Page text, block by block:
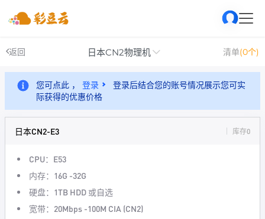
返回 日本CN2物理机 清单(0个)
您可点此 ， 登录
登录后结合您的账号情况展示您可实
际获得的优惠价格
日本CN2-E3 库存0
CPU：E53
内存：16G -32G
硬盘：1TB HDD 或自选
宽带：20Mbps -100M CIA (CN2)